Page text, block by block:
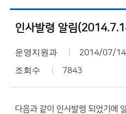
인사발령 알림
운영지원과 2014/07/14
조회수 7843
다음과 같이 인사발령 되었기에